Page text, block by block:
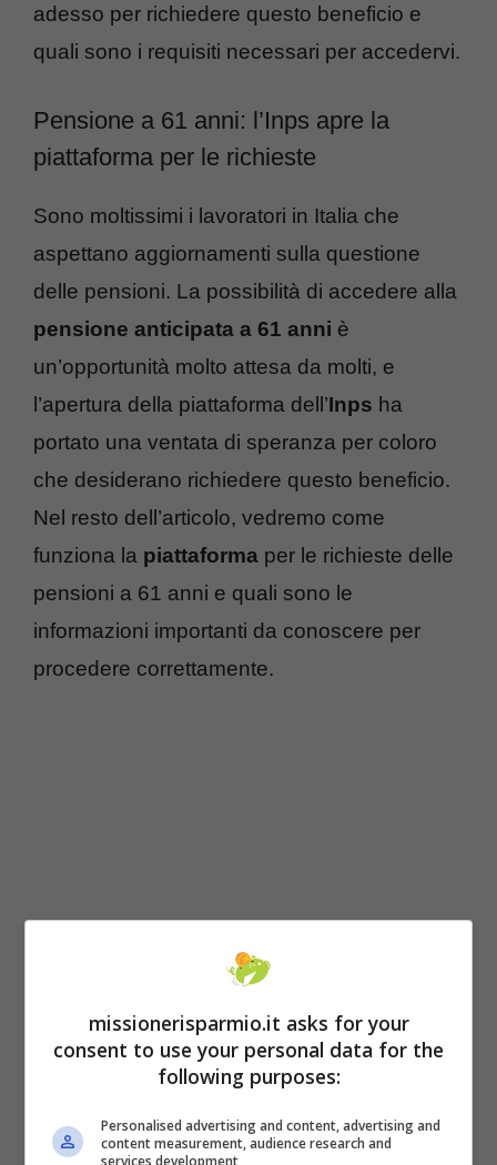
adesso per richiedere questo beneficio e
quali sono i requisiti necessari per accedervi.
Pensione a 61 anni: l’Inps apre la
piattaforma per le richieste
Sono moltissimi i lavoratori in Italia che
aspettano aggiornamenti sulla questione
delle pensioni. La possibilità di accedere alla
pensione anticipata a 61 anni è
un’opportunità molto attesa da molti, e
l’apertura della piattaforma dell’Inps ha
portato una ventata di speranza per coloro
che desiderano richiedere questo beneficio.
Nel resto dell’articolo, vedremo come
funziona la piattaforma per le richieste delle
pensioni a 61 anni e quali sono le
informazioni importanti da conoscere per
procedere correttamente.
missionerisparmio.it asks for your
consent to use your personal data for the
following purposes:
Personalised advertising and content, advertising and
content measurement, audience research and
services development